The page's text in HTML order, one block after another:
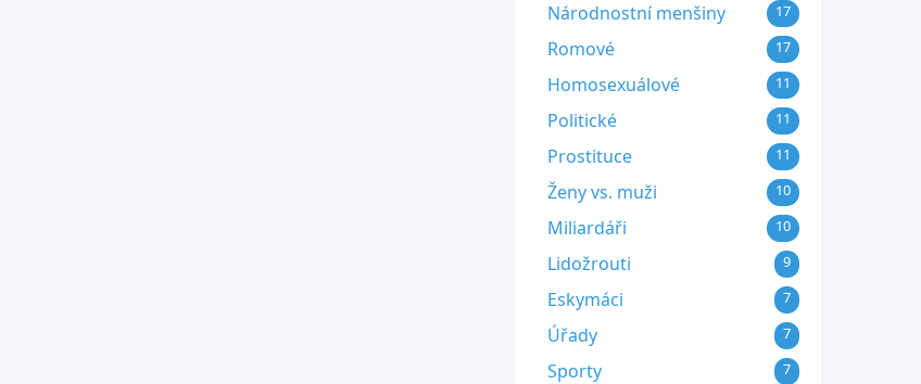
Národnostní menšiny 17
Romové 17
Homosexuálové 11
Politické 11
Prostituce 11
Ženy vs. muži 10
Miliardáři 10
Lidožrouti 9
Eskymáci 7
Úřady 7
Sporty 7